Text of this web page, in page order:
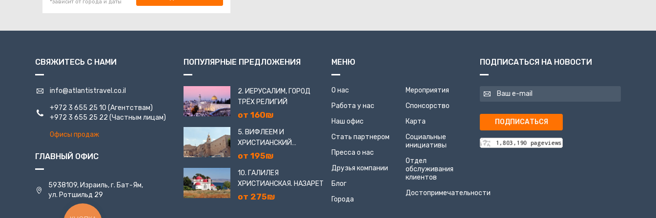
*зависит от города и даты
СВЯЖИТЕСЬ С НАМИ
info@atlantistravel.co.il
+972 3 655 25 10 (Агентствам)
+972 3 655 25 22 (Частным лицам)
Офисы продаж
ГЛАВНЫЙ ОФИС
5938109, Израиль, г. Бат-Ям,
ул. Ротшильд 29
ПОПУЛЯРНЫЕ ПРЕДЛОЖЕНИЯ
2. ИЕРУСАЛИМ, ГОРОД
ТРЁХ РЕЛИГИЙ
от 160₪
5. ВИФЛЕЕМ И
ХРИСТИАНСКИЙ
ИЕРУСАЛИМ
от 195₪
10. ГАЛИЛЕЯ
ХРИСТИАНСКАЯ. НАЗАРЕТ
от 275₪
МЕНЮ
О нас
Работа у нас
Наш офис
Стать партнером
Пресса о нас
Друзья компании
Блог
Города
Мероприятия
Спонсорство
Карта
Социальные
инициативы
Отдел
обслуживания
клиентов
Достопримечательности
ПОДПИСАТЬСЯ НА НОВОСТИ
ПОДПИСАТЬСЯ